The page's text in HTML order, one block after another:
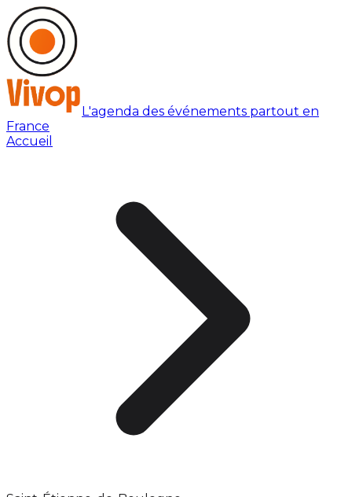
L'agenda des événements partout en
France
Accueil